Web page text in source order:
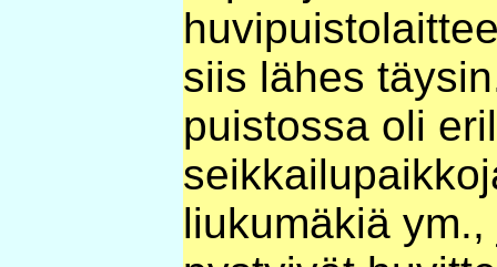
siis lähes
puistossa oli
liukumäkiä